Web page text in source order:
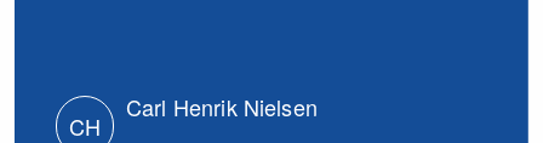
CH
Carl Henrik Nielsen